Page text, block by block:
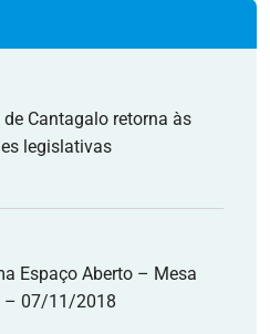
de Cantagalo retorna às
legislativas
Espaço Aberto – Mesa
– 07/11/2018